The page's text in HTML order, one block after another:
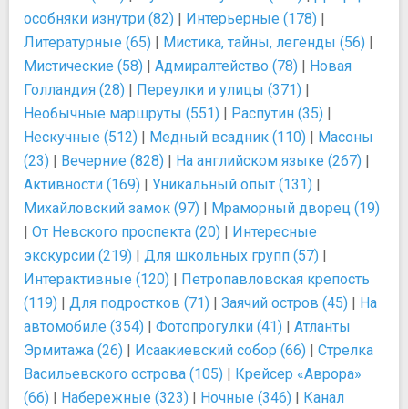
особняки изнутри (82) | Интерьерные (178) |
Литературные (65) | Мистика, тайны, легенды (56) |
Мистические (58) | Адмиралтейство (78) | Новая
Голландия (28) | Переулки и улицы (371) |
Необычные маршруты (551) | Распутин (35) |
Нескучные (512) | Медный всадник (110) | Масоны
(23) | Вечерние (828) | На английском языке (267) |
Активности (169) | Уникальный опыт (131) |
Михайловский замок (97) | Мраморный дворец (19)
| От Невского проспекта (20) | Интересные
экскурсии (219) | Для школьных групп (57) |
Интерактивные (120) | Петропавловская крепость
(119) | Для подростков (71) | Заячий остров (45) | На
автомобиле (354) | Фотопрогулки (41) | Атланты
Эрмитажа (26) | Исаакиевский собор (66) | Стрелка
Васильевского острова (105) | Крейсер «Аврора»
(66) | Набережные (323) | Ночные (346) | Канал